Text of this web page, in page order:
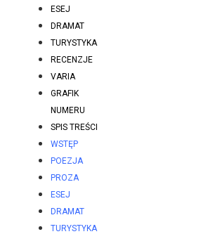
ESEJ
DRAMAT
TURYSTYKA
RECENZJE
VARIA
GRAFIK
NUMERU
SPIS TREŚCI
WSTĘP
POEZJA
PROZA
ESEJ
DRAMAT
TURYSTYKA